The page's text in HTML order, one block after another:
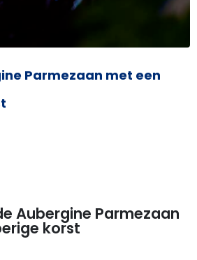
Parmezaan met een
Aubergine Parmezaan
korst